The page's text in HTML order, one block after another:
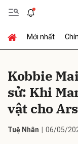
Mới nhất
Kobbie
sử: Khi
vật cho
Tuệ Nhân 06/05/
Gửi bình luận